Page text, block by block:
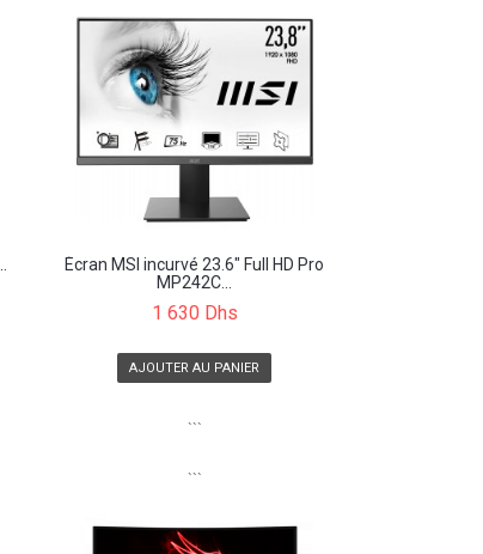
Écran MSI incurvé 23.6" Full HD Pro
MP242C...
1 630 Dhs
AJOUTER AU PANIER
```
```